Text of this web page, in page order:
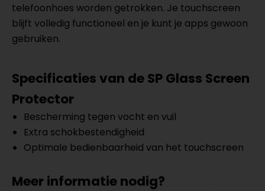
telefoonhoes worden getrokken. Je touchscreen
blijft volledig functioneel en je kunt je apps gewoon
gebruiken.
Specificaties van de SP Glass Screen
Protector
Bescherming tegen vocht en vuil
Extra schokbestendigheid
Optimale bedienbaarheid van het touchscreen
Meer informatie nodig?